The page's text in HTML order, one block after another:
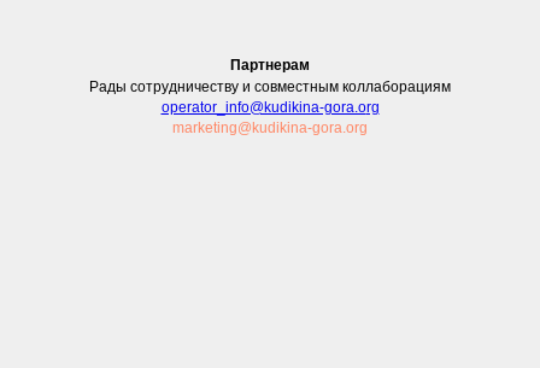
Партнерам
Рады сотрудничеству и совместным коллаборациям
operator_info@kudikina-gora.org
marketing@kudikina-gora.org